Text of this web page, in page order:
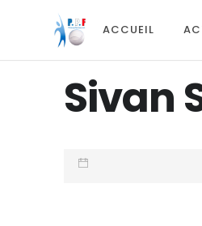
ACCUEIL
Sivan